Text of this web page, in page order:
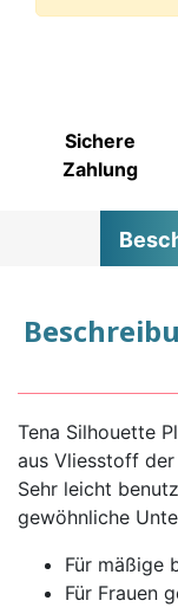
Sichere
Zahlung
Tena Silhouette
aus Vliesstoff der
Sehr leicht
gewöhnliche
Für mäßige
Für Frauen